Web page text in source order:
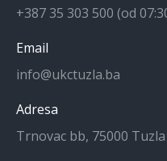
+387 35 303 500 (od
Email
info@ukctuzla.ba
Adresa
Trnovac bb, 75000 Tuzla